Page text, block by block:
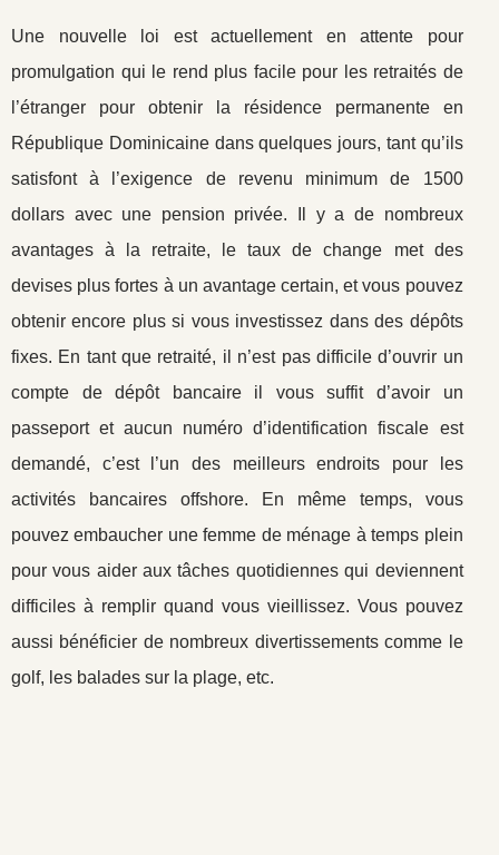
Une nouvelle loi est actuellement en attente pour
promulgation qui le rend plus facile pour les retraités de
l’étranger pour obtenir la résidence permanente en
République Dominicaine dans quelques jours, tant qu’ils
satisfont à l’exigence de revenu minimum de 1500
dollars avec une pension privée. Il y a de nombreux
avantages à la retraite, le taux de change met des
devises plus fortes à un avantage certain, et vous pouvez
obtenir encore plus si vous investissez dans des dépôts
fixes. En tant que retraité, il n’est pas difficile d’ouvrir un
compte de dépôt bancaire il vous suffit d’avoir un
passeport et aucun numéro d’identification fiscale est
demandé, c’est l’un des meilleurs endroits pour les
activités bancaires offshore. En même temps, vous
pouvez embaucher une femme de ménage à temps plein
pour vous aider aux tâches quotidiennes qui deviennent
difficiles à remplir quand vous vieillissez. Vous pouvez
aussi bénéficier de nombreux divertissements comme le
golf, les balades sur la plage, etc.